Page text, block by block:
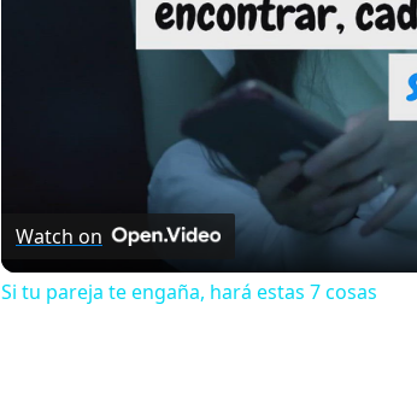
Watch on
Si tu pareja te engaña, hará estas 7 cosas